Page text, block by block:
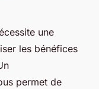
une
les bénéfices
permet de